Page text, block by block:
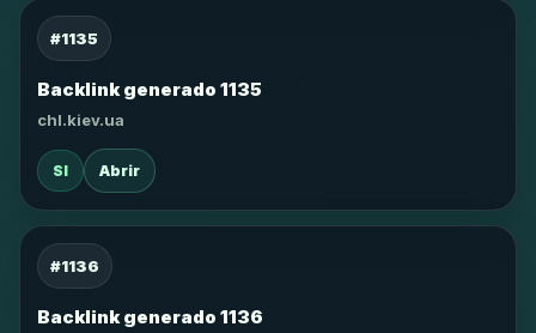
#1135
Backlink generado 1135
chl.kiev.ua
SI Abrir
#1136
Backlink generado 1136